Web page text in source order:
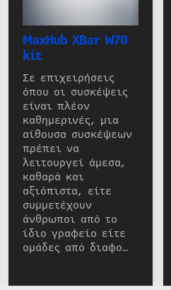
MaxHub XBar W70
kit
Σε επιχειρήσεις
όπου οι συσκέψεις
είναι πλέον
καθημερινές, μια
αίθουσα συσκέψεων
πρέπει να
λειτουργεί άμεσα,
καθαρά και
αξιόπιστα, είτε
συμμετέχουν
άνθρωποι από το
ίδιο γραφείο είτε
ομάδες από διαφο…